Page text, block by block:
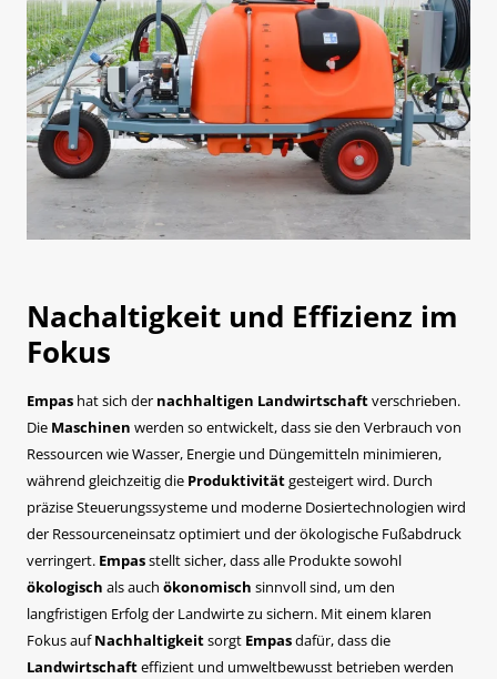
Nachaltigkeit und Effizienz im
Fokus
Empas hat sich der nachhaltigen Landwirtschaftverschrieben.
Die Maschinen werden so entwickelt, dass sie den Verbrauch von
Ressourcen wie Wasser, Energie und Düngemitteln minimieren,
während gleichzeitig die Produktivitätgesteigert wird. Durch
präzise Steuerungssysteme und moderne Dosiertechnologien wird
der Ressourceneinsatz optimiert und der ökologische Fußabdruck
verringert. Empasstellt sicher, dass alle Produkte sowohl
ökologisch als auch ökonomisch sinnvoll sind, um den
langfristigen Erfolg der Landwirte zu sichern. Mit einem klaren
Fokus aufNachhaltigkeitsorgt Empasdafür, dass die
Landwirtschafteffizient und umweltbewusst betrieben werden